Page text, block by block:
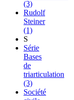
(3)
Rudolf
Steiner
(1)
S
Série
Bases
de
triarticulation
(3)
Société